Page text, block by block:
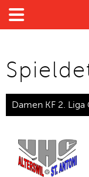

Damen KF 2.